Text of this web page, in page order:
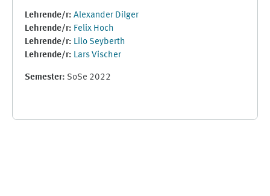
Lehrende/r: Alexander Dilger
Lehrende/r: Felix Hoch
Lehrende/r: Lilo Seyberth
Lehrende/r: Lars Vischer
Semester: SoSe 2022